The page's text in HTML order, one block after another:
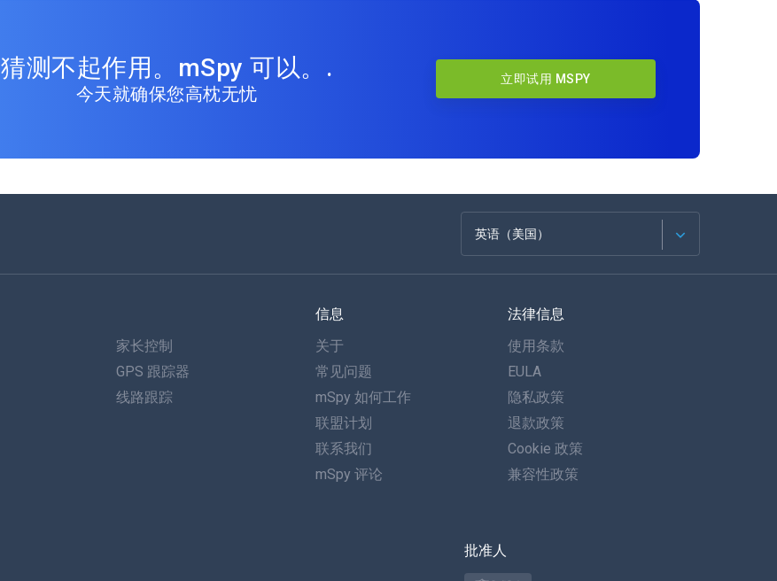
猜测不起作用。mSpy 可以。.
今天就确保您高枕无忧
立即试用 MSPY
英语（美国）
法语
西班牙语
葡萄牙语
意大利语
土耳其语
家长控制
GPS 跟踪器
线路跟踪
信息
关于
常见问题
mSpy 如何工作
联盟计划
联系我们
mSpy 评论
法律信息
使用条款
EULA
隐私政策
退款政策
Cookie 政策
兼容性政策
批准人